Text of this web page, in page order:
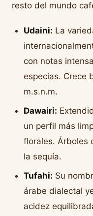
resto del mundo
Udaini: La
con notas
especias. Crece
m.s.n.m.
Dawairi:
un perfil más
florales. Árboles
la sequía.
Tufahi: Su
árabe dialectal
acidez